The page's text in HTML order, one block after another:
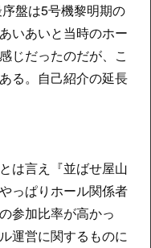
盤は5号機黎明期の
いあいと当時のホー
じだったのだが、こ
る。自己紹介の延長
は言え『並ばせ屋山
っぱりホール関係者
参加比率が高かっ
運営に関するものに